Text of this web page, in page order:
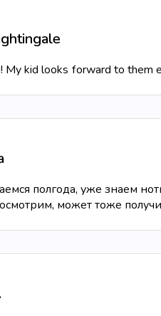
My kid looks forward to them
полгода, уже знаем
может тоже